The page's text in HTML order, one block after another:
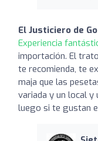
El Justiciero de
Experiencia
importación. El
te recomienda, te
maja que las
variada y un local y
luego si te gustan